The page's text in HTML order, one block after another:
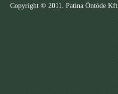
Copyright © 2011. Patina Öntöde Kft